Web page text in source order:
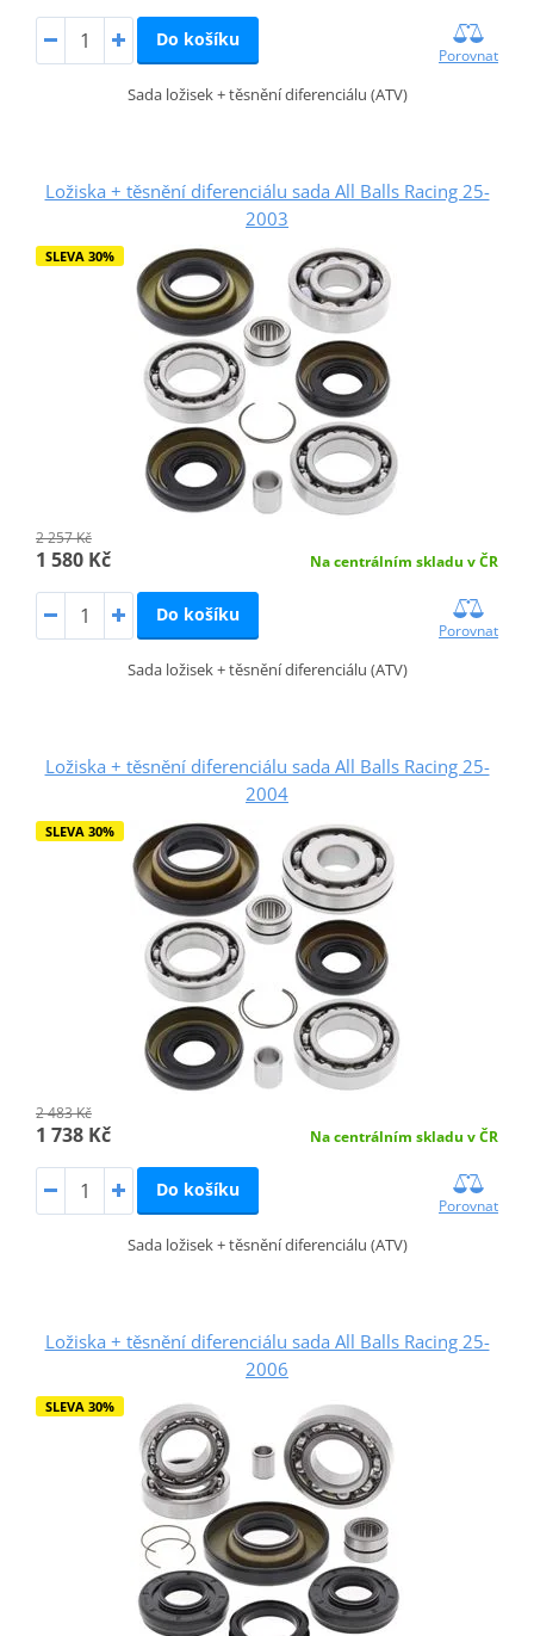
Do košíku
Porovnat
Sada ložisek + těsnění diferenciálu (ATV)
Ložiska + těsnění diferenciálu sada All Balls Racing 25-
2003
SLEVA 30%
2 257 Kč
1 580 Kč Na centrálním skladu v ČR
Do košíku
Porovnat
Sada ložisek + těsnění diferenciálu (ATV)
Ložiska + těsnění diferenciálu sada All Balls Racing 25-
2004
SLEVA 30%
2 483 Kč
1 738 Kč Na centrálním skladu v ČR
Do košíku
Porovnat
Sada ložisek + těsnění diferenciálu (ATV)
Ložiska + těsnění diferenciálu sada All Balls Racing 25-
2006
SLEVA 30%